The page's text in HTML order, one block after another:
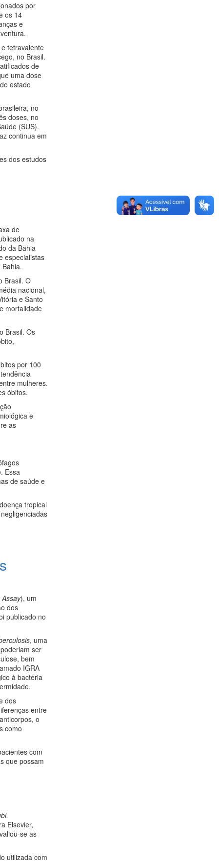
por
os 14
e
tetravalente
no Brasil.
de
uma dose
estado
no
doses, no
(SUS).
continua em
dos estudos
de
na
da Bahia
especialistas
Brasil. O
nacional,
e Santo
mortalidade
Brasil. Os
por 100
mulheres.
óbitos.
e
as
Essa
de saúde e
tropical
), um
dos
publicado no
, uma
ser
bem
IGRA
à bactéria
dos
entre
o
como
com
que possam
Elsevier,
se as
utilizada com